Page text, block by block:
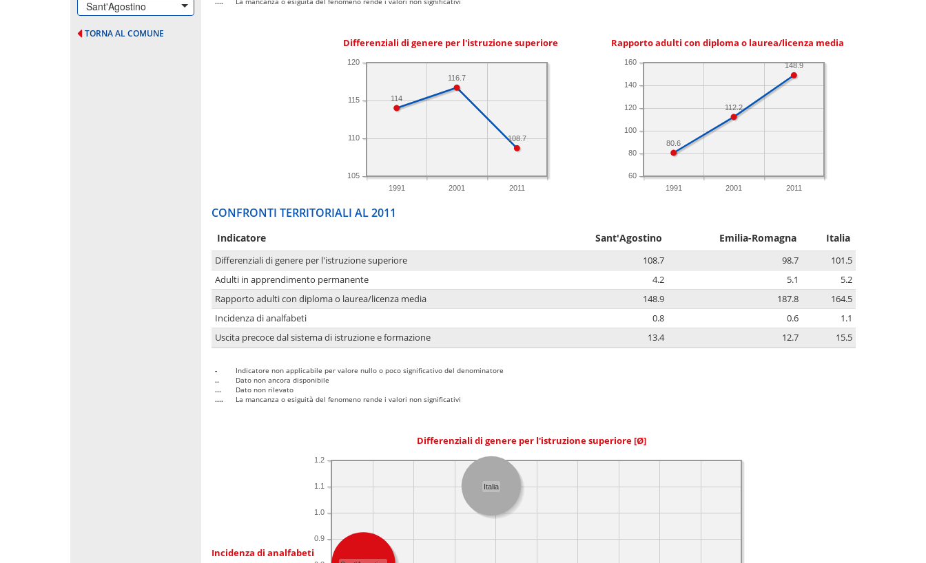
Sant'Agostino
TORNA AL COMUNE
Differenziali di genere per l'istruzione superiore
1991 2001 2011
105
110
115
120
108.7
116.7
114
Rapporto adulti con diploma o laurea/licenza media
1991 2001 2011
60
80
100
120
140
160 148.9
112.2
80.6
CONFRONTI TERRITORIALI AL 2011
Indicatore Sant'Agostino Emilia-Romagna Italia
Differenziali di genere per l'istruzione superiore 108.7 98.7
101.5
Adulti in apprendimento permanente
4.2 5.1
5.2
Rapporto adulti con diploma o laurea/licenza media
148.9 187.8
164.5
Incidenza di analfabeti
0.8 0.6
1.1
Uscita precoce dal sistema di istruzione e formazione
13.4 12.7 15.5
-
Indicatore non applicabile per valore nullo o poco significativo del denominatore
..
Dato non ancora disponibile
...
Dato non rilevato
....
La mancanza o esiguità del fenomeno rende i valori non significativi
Differenziali di genere per l'istruzione superiore [Ø]
Incidenza di analfabeti
0.9
1.0
1.1
1.2
Italia